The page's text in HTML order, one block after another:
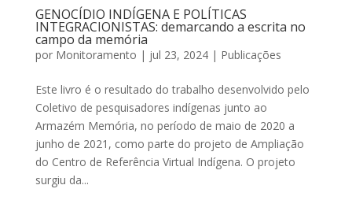
GENOCÍDIO INDÍGENA E POLÍTICAS
INTEGRACIONISTAS: demarcando a escrita no
campo da memória
por Monitoramento | jul 23, 2024| Publicações
Este livro é o resultado do trabalho desenvolvido pelo
Coletivo de pesquisadores indígenas junto ao
Armazém Memória, no período de maio de 2020 a
junho de 2021, como parte do projeto de Ampliação
do Centro de Referência Virtual Indígena. O projeto
surgiu da...